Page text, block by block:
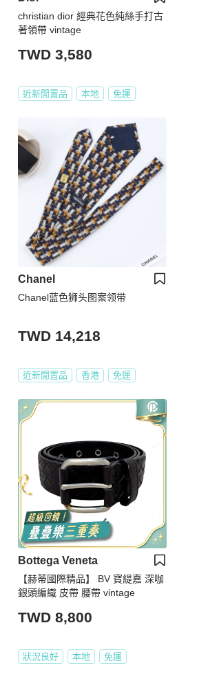
christian dior 經典花色純絲手打古
著領帶 vintage
TWD 3,580
近新閒置品 本地 免運
Chanel
Chanel蓝色狮头图案领带
TWD 14,218
近新閒置品 香港 免運
Bottega Veneta
【赫蒂國際精品】 BV 寶緹嘉 深咖
銀頭編織 皮帶 腰帶 vintage
TWD 8,800
狀況良好 本地 免運